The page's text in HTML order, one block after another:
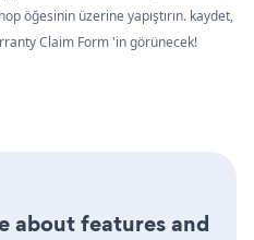
öğesinin üzerine yapıştırın. kaydet,
Claim Form 'in görünecek!
about features and